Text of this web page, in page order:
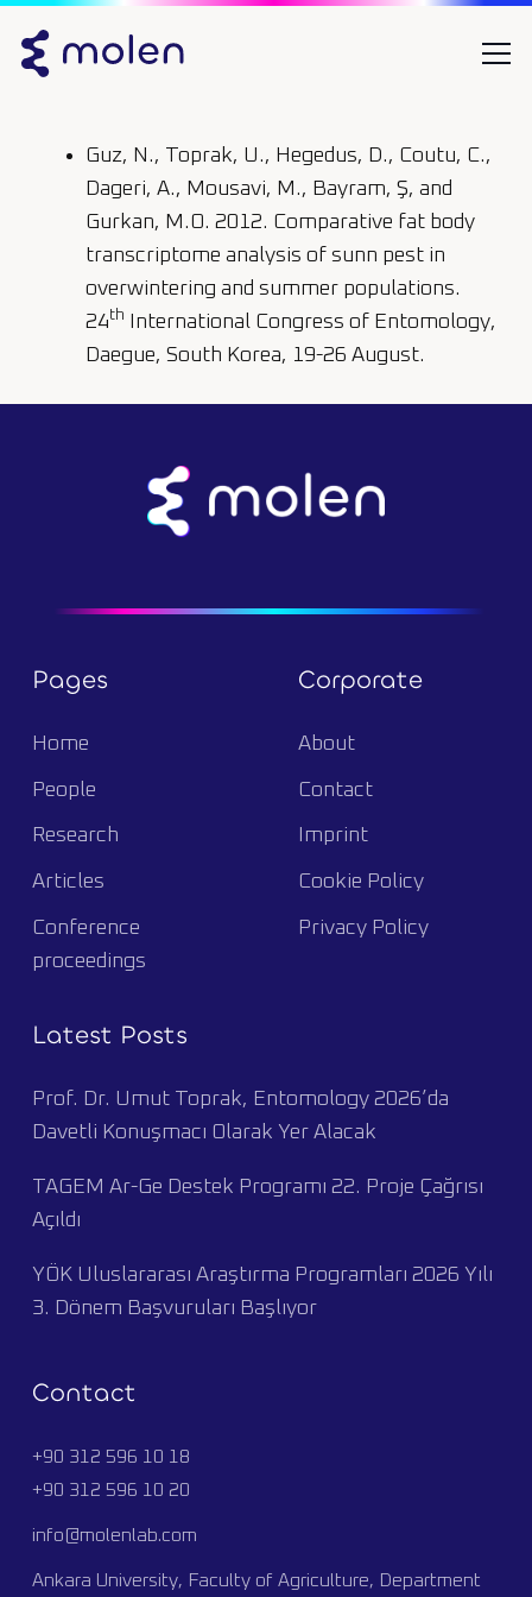
Guz, N., Toprak, U., Hegedus, D., Coutu, C.,
Dageri, A., Mousavi, M., Bayram, Ş, and
Gurkan, M.O. 2012. Comparative fat body
transcriptome analysis of sunn pest in
overwintering and summer populations.
24th
International Congress of Entomology,
Daegue, South Korea, 19-26 August.
Pages
Home
People
Research
Articles
Conference
proceedings
Corporate
About
Contact
Imprint
Cookie Policy
Privacy Policy
Latest Posts
Prof. Dr. Umut Toprak, Entomology 2026’da
Davetli Konuşmacı Olarak Yer Alacak
TAGEM Ar-Ge Destek Programı 22. Proje Çağrısı
Açıldı
YÖK Uluslararası Araştırma Programları 2026 Yılı
3. Dönem Başvuruları Başlıyor
Contact
+90 312 596 10 18
+90 312 596 10 20
info@molenlab.com
Ankara University, Faculty of Agriculture, Department